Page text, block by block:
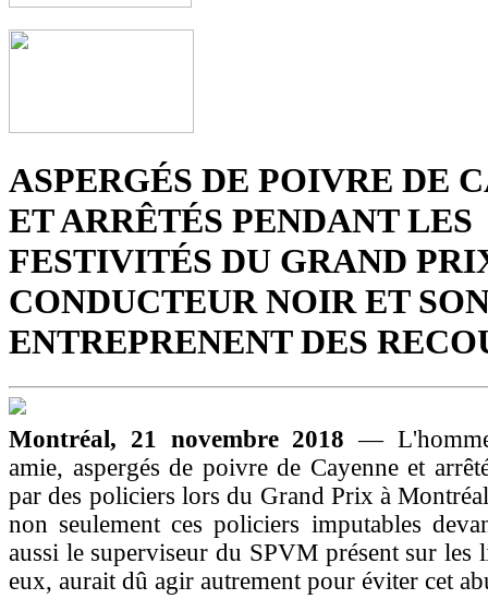
ASPERGÉS DE POIVRE DE
ET ARRÊTÉS PENDANT LES
FESTIVITÉS DU GRAND
CONDUCTEUR NOIR ET
ENTREPRENENT DES
Montréal, 21 novembre 2018—
amie, aspergés de poivre de Cayenne et
par des policiers lors du Grand Prix à
non seulement ces policiers imputables
aussi le superviseur du SPVM présent sur les
eux, aurait dû agir autrement pour éviter cet